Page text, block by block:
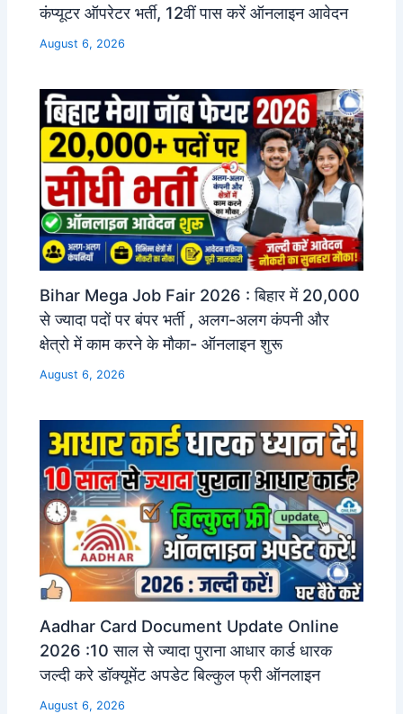
कंप्यूटर ऑपरेटर भर्ती, 12वीं पास करें ऑनलाइन आवेदन
August 6, 2026
Bihar Mega Job Fair 2026 : बिहार में 20,000
से ज्यादा पदों पर बंपर भर्ती , अलग-अलग कंपनी और
क्षेत्रो में काम करने के मौका- ऑनलाइन शुरू
August 6, 2026
Aadhar Card Document Update Online
2026 :10 साल से ज्यादा पुराना आधार कार्ड धारक
जल्दी करे डॉक्यूमेंट अपडेट बिल्कुल फ्री ऑनलाइन
August 6, 2026